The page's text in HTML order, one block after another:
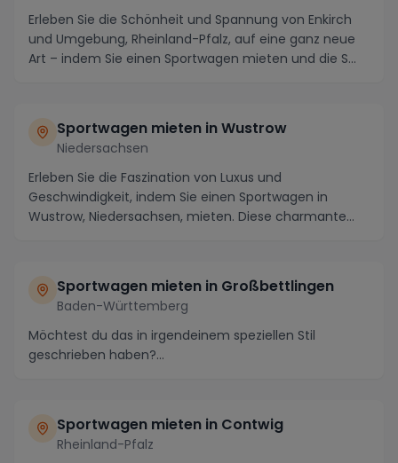
Erleben Sie die Schönheit und Spannung von Enkirch
und Umgebung, Rheinland-Pfalz, auf eine ganz neue
Art – indem Sie einen Sportwagen mieten und die S...
Sportwagen mieten in Wustrow
Niedersachsen
Erleben Sie die Faszination von Luxus und
Geschwindigkeit, indem Sie einen Sportwagen in
Wustrow, Niedersachsen, mieten. Diese charmante
Sportwagen mieten in Großbettlingen
Baden-Württemberg
Möchtest du das in irgendeinem speziellen Stil
geschrieben haben?...
Sportwagen mieten in Contwig
Rheinland-Pfalz